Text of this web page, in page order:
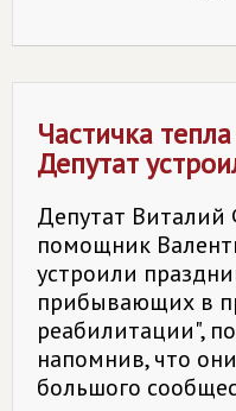
Частичка
Депутат
Депутат Виталий
помощник
устроили
прибывающих в
реабилитации",
напомнив, что
большого